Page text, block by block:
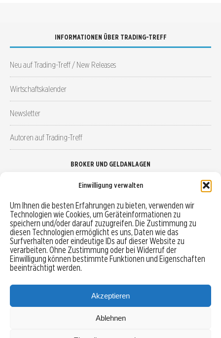
Einwilligung verwalten
Um Ihnen die besten Erfahrungen zu bieten, verwenden wir
Technologien wie Cookies, um Geräteinformationen zu
speichern und/oder darauf zuzugreifen. Die Zustimmung zu
diesen Technologien ermöglicht es uns, Daten wie das
Surfverhalten oder eindeutige IDs auf dieser Website zu
verarbeiten. Ohne Zustimmung oder bei Widerruf der
Einwilligung können bestimmte Funktionen und Eigenschaften
beeinträchtigt werden.
Akzeptieren
Ablehnen
INFORMATIONEN ÜBER TRADING-TREFF
Neu auf Trading-Treff / New Releases
Wirtschaftskalender
Newsletter
Autoren auf Trading-Treff
BROKER UND GELDANLAGEN
Robo-Advisor vergleichen
Depotvergleich
Festgeld vergleichen
Tagesgeld vergleichen